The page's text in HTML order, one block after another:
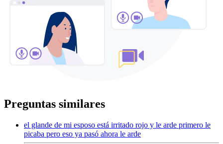
Preguntas similares
el glande de mi esposo está irritado rojo y le arde primero le
picaba pero eso ya pasó ahora le arde